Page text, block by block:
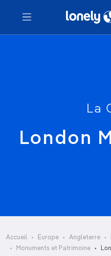
Menu
La
London
Accueil Europe Angleterre
Monuments et Patrimoine